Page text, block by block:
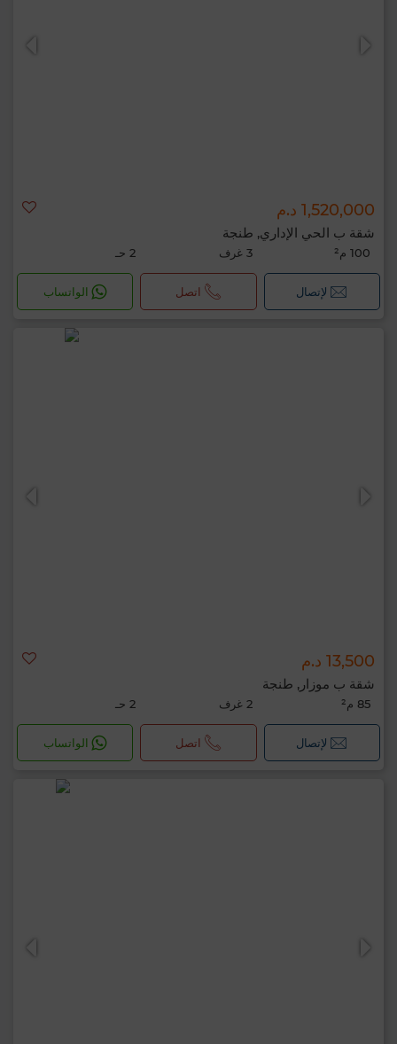
1,520,000 د.م
شقة ب الحي الإداري, طنجة
100 م² 3 غرف 2 حـ
لإتصال اتصل الواتساب
13,500 د.م
شقة ب موزار, طنجة
85 م² 2 غرف 2 حـ
لإتصال اتصل الواتساب